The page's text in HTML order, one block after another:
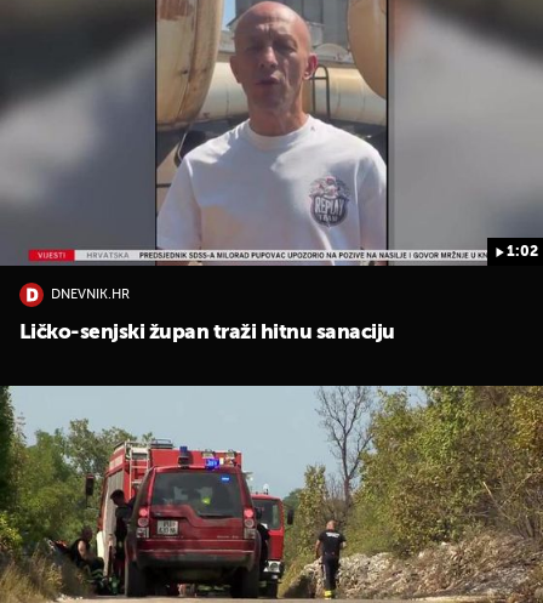
1:02
DNEVNIK.HR
Ličko-senjski župan traži hitnu sanaciju